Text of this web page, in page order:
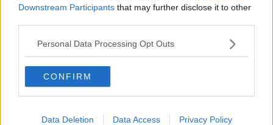
Downstream Participants that may further disclose it to other
Personal Data Processing Opt Outs
CONFIRM
Data Deletion Data Access Privacy Policy
Resistenza delle Case del Popolo in tempo di
Covid
Tenda in piazza per la protesta dei ristoratori
Flash mob dei commercianti per chiedere i ristori
Lotta Studentesca dice No sul cavalcavia